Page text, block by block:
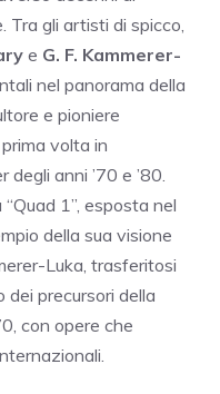
gli artisti di spicco,
e G. F. Kammerer-
nel panorama della
e pioniere
volta in
anni ’70 e ’80.
1”, esposta nel
della sua visione
Luka, trasferitosi
precursori della
con opere che